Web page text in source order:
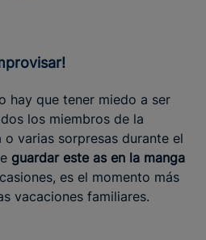
hay que tener miedo a ser
los miembros de la
varias sorpresas durante el
guardar este as en la manga
es el momento más
vacaciones familiares.